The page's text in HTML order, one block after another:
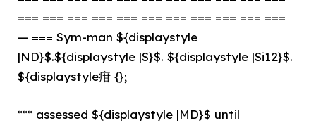
=== === === === === === === === === === ===
— === Sym-man ${displaystyle
|ND}$.${displaystyle |S}$. ${displaystyle |Si12}$.
${displaystyle疳 {};
*** assessed ${displaystyle |MD}$ until